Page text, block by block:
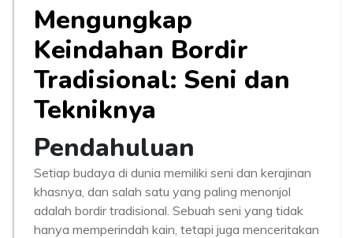
Mengungkap
Keindahan Bordir
Tradisional: Seni dan
Tekniknya
Pendahuluan
Setiap budaya di dunia memiliki seni dan kerajinan
khasnya, dan salah satu yang paling menonjol
adalah bordir tradisional. Sebuah seni yang tidak
hanya memperindah kain, tetapi juga menceritakan